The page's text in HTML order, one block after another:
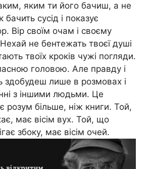
яким ти його бачиш, а не
бачить сусід і показує
Вір своїм очам і своєму
не бентежать твоєї душі
твоїх кроків чужі погляди.
головою. Але правду і
здобудеш лише в розмовах і
з іншими людьми. Це
розум більше, ніж книги. Той,
має вісім вух. Той, що
збоку, має вісім очей.